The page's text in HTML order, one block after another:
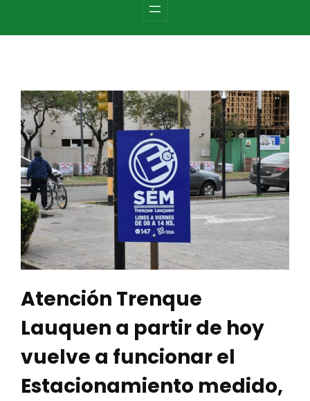
Atención Trenque
Lauquen a partir de hoy
vuelve a funcionar el
Estacionamiento medido,